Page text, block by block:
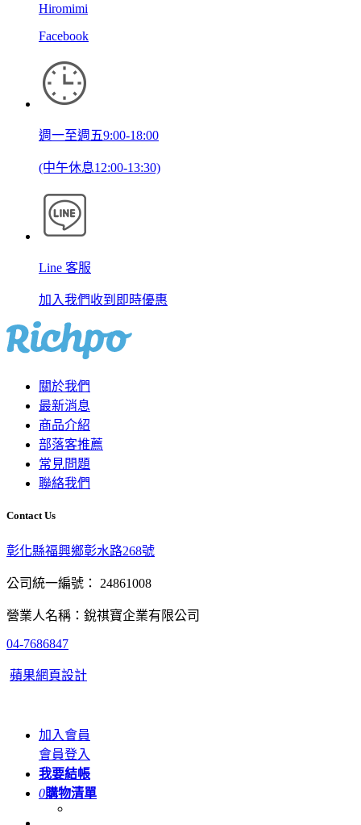
Hiromimi
Facebook
週一至週五9:00-18:00
(中午休息12:00-13:30)
Line 客服
加入我們收到即時優惠
關於我們
最新消息
商品介紹
部落客推薦
常見問題
聯絡我們
Contact Us
彰化縣福興鄉彰水路268號
公司統一編號： 24861008
營業人名稱：銳祺寶企業有限公司
04-7686847
蘋果網頁設計
加入會員
會員登入
我要結帳
0購物清單